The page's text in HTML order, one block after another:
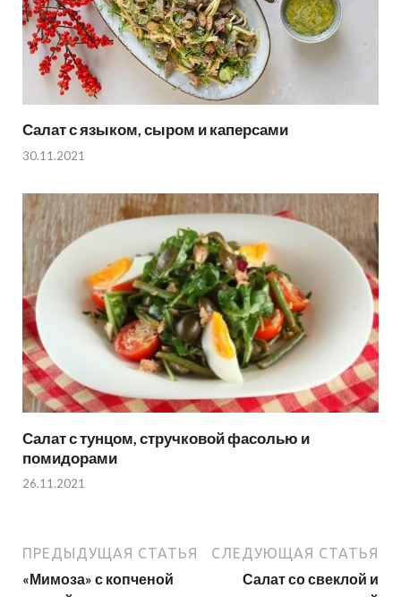
Салат с языком, сыром и каперсами
30.11.2021
Салат с тунцом, стручковой фасолью и
помидорами
26.11.2021
ПРЕДЫДУЩАЯ СТАТЬЯ
«Мимоза» с копченой
СЛЕДУЮЩАЯ СТАТЬЯ
Салат со свеклой и